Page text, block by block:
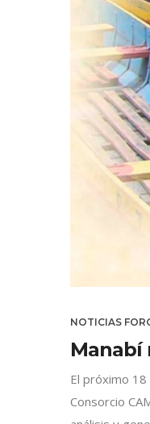
NOTICIAS
Manabí
El próximo
Consorcio